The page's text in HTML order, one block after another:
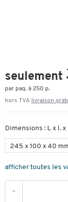
seulement
par paq. à 250 p.
hors TVA livraison
Dimensions : L x l. x
afficher toutes les
-